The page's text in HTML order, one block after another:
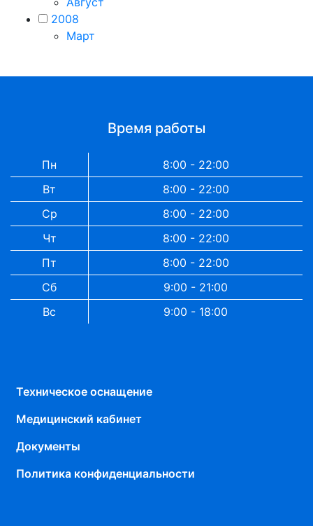
2008
Март
Время работы
Пн
8:00 - 22:00
Вт
8:00 - 22:00
Ср
8:00 - 22:00
Чт
8:00 - 22:00
Пт
8:00 - 22:00
Сб
9:00 - 21:00
Вс
9:00 - 18:00
Техническое оснащение
Медицинский кабинет
Документы
Политика конфиденциальности